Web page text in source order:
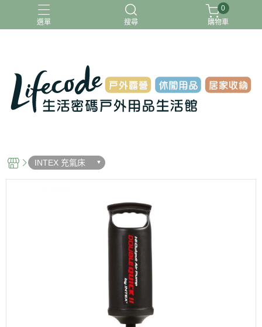
選單 搜尋
ADAMOUTDOOR G-PLUS INTEX
MOVELIFE
樂活不露
0
購物車
INTEX 充氣床